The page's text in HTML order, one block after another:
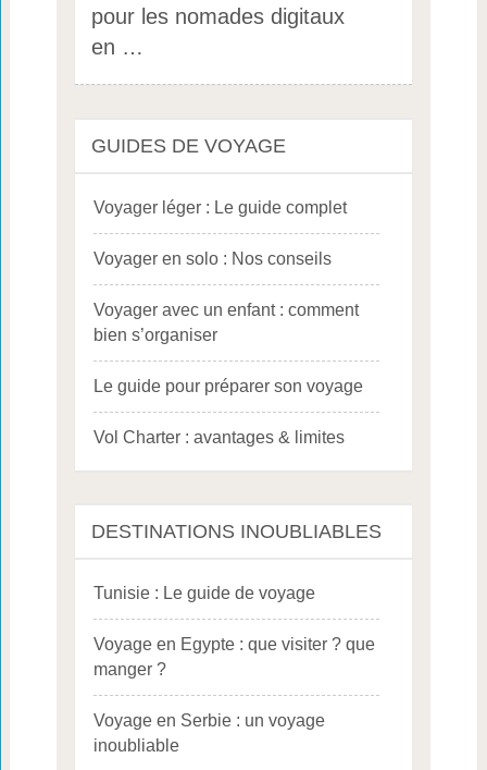
pour les nomades digitaux
en …
GUIDES DE VOYAGE
Voyager léger : Le guide complet
Voyager en solo : Nos conseils
Voyager avec un enfant : comment
bien s’organiser
Le guide pour préparer son voyage
Vol Charter : avantages & limites
DESTINATIONS INOUBLIABLES
Tunisie : Le guide de voyage
Voyage en Egypte : que visiter ? que
manger ?
Voyage en Serbie : un voyage
inoubliable